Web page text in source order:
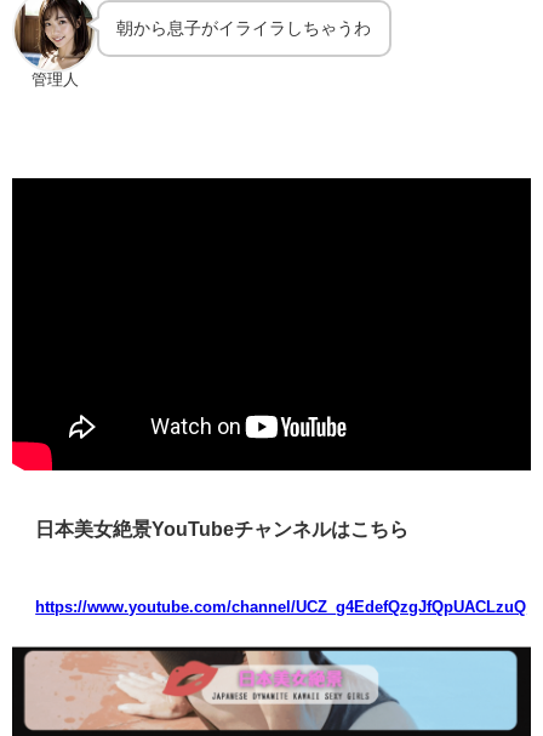
管理人
朝から息子がイライラしちゃうわ
日本美女絶景YouTubeチャンネルはこちら
https://www.youtube.com/channel/UCZ_g4EdefQzgJfQpUACLzuQ